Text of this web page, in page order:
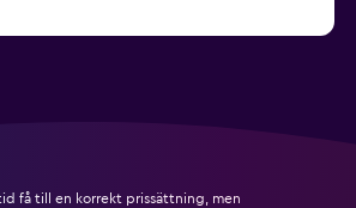
få till en korrekt prissättning, men